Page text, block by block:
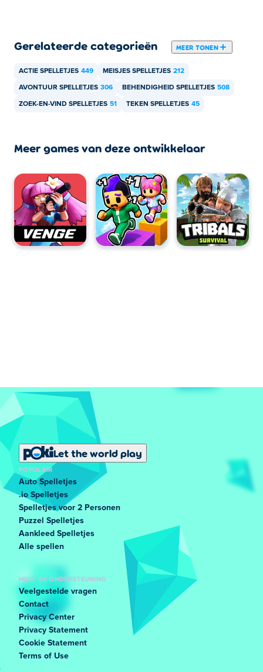
Gerelateerde categorieën MEER TONEN
ACTIE SPELLETJES 449 MEISJES SPELLETJES 212
AVONTUUR SPELLETJES 306 BEHENDIGHEID SPELLETJES 508
ZOEK-EN-VIND SPELLETJES 51 TEKEN SPELLETJES 45
Meer games van deze ontwikkelaar
Let the world play
POPULAIR
Auto Spelletjes
.io Spelletjes
Spelletjes voor 2 Personen
Puzzel Spelletjes
Aankleed Spelletjes
Alle spellen
HULP EN ONDERSTEUNING
Veelgestelde vragen
Contact
Privacy Center
Privacy Statement
Cookie Statement
Terms of Use